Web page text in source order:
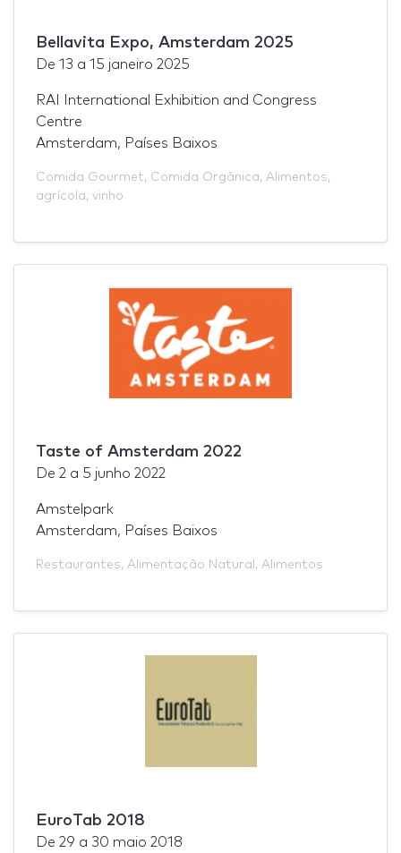
Bellavita Expo, Amsterdam 2025
De 13 a 15 janeiro 2025
RAI International Exhibition and Congress
Centre
Amsterdam, Países Baixos
Comida Gourmet, Comida Orgânica, Alimentos,
agrícola, vinho
Taste of Amsterdam 2022
De 2 a 5 junho 2022
Amstelpark
Amsterdam, Países Baixos
Restaurantes, Alimentação Natural , Alimentos
EuroTab 2018
De 29 a 30 maio 2018